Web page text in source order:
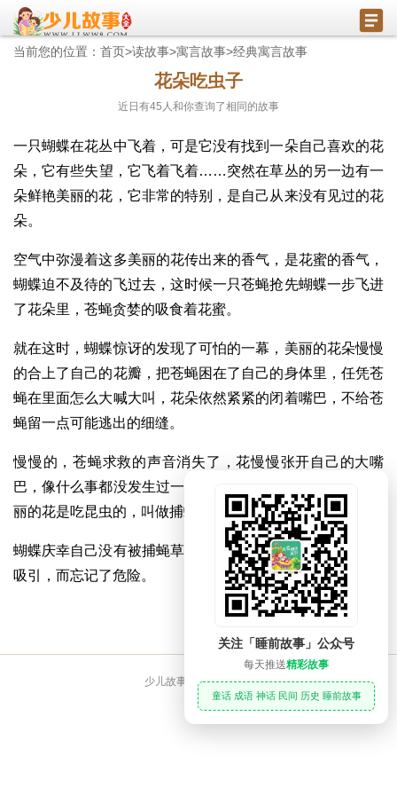
当前您的位置： 首页>读故事>寓言故事>经典寓言故事
花朵吃虫子
近日有45 人和你查询了相同的故事
一只蝴蝶在花丛中飞着，可是它没有找到一朵自己喜欢的花
朵，它有些失望，它飞着飞着……突然在草丛的另一边有一
朵鲜艳美丽的花，它非常的特别，是自己从来没有见过的花
朵。
空气中弥漫着这多美丽的花传出来的香气，是花蜜的香气，
蝴蝶迫不及待的飞过去，这时候一只苍蝇抢先蝴蝶一步飞进
了花朵里，苍蝇贪婪的吸食着花蜜。
就在这时，蝴蝶惊讶的发现了可怕的一幕，美丽的花朵慢慢
的合上了自己的花瓣，把苍蝇困在了自己的身体里，任凭苍
蝇在里面怎么大喊大叫，花朵依然紧紧的闭着嘴巴，不给苍
蝇留一点可能逃出的细缝。
慢慢的，苍蝇求救的声音消失了，花慢慢张开自己的大嘴
巴，像什么事都没发生过一样，蝴蝶这才知道，原来这朵美
丽的花是吃昆虫的，叫做捕蝇草。
蝴蝶庆幸自己没有被捕蝇草吃掉，也责怪自己被外表的美丽
吸引，而忘记了危险。
少儿故事大全 睡前故事
关注「睡前故事」公众号
每天推送精彩故事
童话 成语 神话 民间 历史 睡前故事